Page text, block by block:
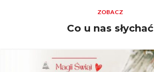
ZOBACZ
Co u nas słychać